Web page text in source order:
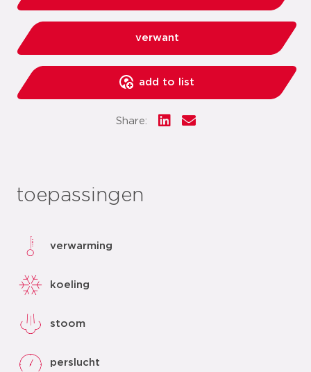
verwant
add to list
Share:
toepassingen
verwarming
koeling
stoom
perslucht